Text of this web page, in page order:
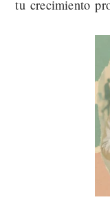
tu crecimiento